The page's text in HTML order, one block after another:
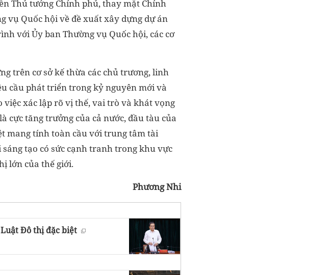
Thủ tướng Chính phủ, thay mặt Chính
vụ Quốc hội về đề xuất xây dựng dự án
với Ủy ban Thường vụ Quốc hội, các cơ
trên cơ sở kế thừa các chủ trương, linh
cầu phát triển trong kỷ nguyên mới và
xác lập rõ vị thế, vai trò và khát vọng
cực tăng trưởng của cả nước, đầu tàu của
mang tính toàn cầu với trung tâm tài
tạo có sức cạnh tranh trong khu vực
lớn của thế giới.
Phương Nhi
Đô thị đặc biệt